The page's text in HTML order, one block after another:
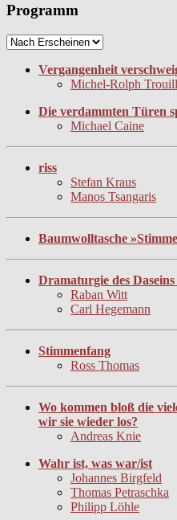
Programm
Vergangenheit
Michel-Rolph
Die verdammten Türen
Michael Caine
riss
Stefan Kraus
Manos Tsangaris
Baumwolltasche
Dramaturgie des
Raban Witt
Carl Hegemann
Stimmenfang
Ross Thomas
Wo kommen bloß die
wir sie wieder los?
Andreas Knie
Wahr ist, was war/ist
Johannes Birgfeld
Thomas Petraschka
Philipp Löhle